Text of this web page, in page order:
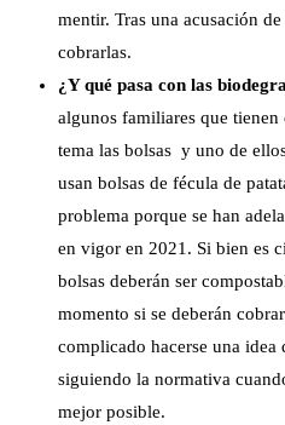
mentir. Tras una acusación
cobrarlas.
¿Y qué pasa con las
algunos familiares que
tema las bolsas y uno de
usan bolsas de fécula de
problema porque se han
en vigor en 2021. Si bien es
bolsas deberán ser
momento si se deberán
complicado hacerse una idea
siguiendo la normativa
mejor posible.